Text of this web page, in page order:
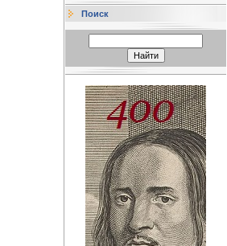
Поиск